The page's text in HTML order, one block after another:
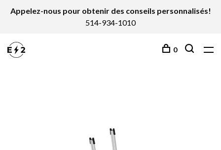
Appelez-nous pour obtenir des conseils personnalisés!
514-934-1010
0